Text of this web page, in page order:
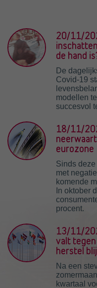
20/11/
de hand
De
Covid-19
modellen
succesvol
18/11/
eurozone
Sinds
met
komende
In oktober
procent.
13/11/
valt
herstel
Na een
kwartaal